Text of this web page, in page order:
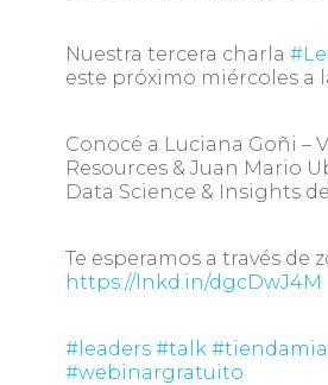
Nuestra tercera charla
este próximo miércoles a
Conocé a Luciana Goñi –
Resources & Juan Mario
Data Science & Insights
Te esperamos a través de
https://lnkd.in/dgcDwJ4M
#leaders #talk #tiendamia
#webinargratuito